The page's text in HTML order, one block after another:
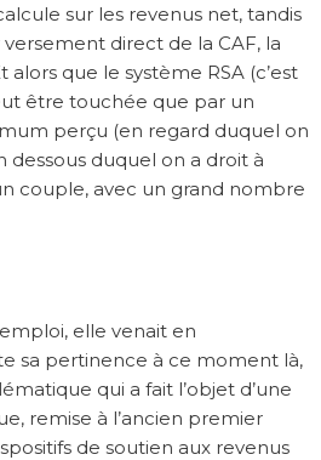
sur les revenus net, tandis
direct de la CAF, la
que le système RSA (c’est
être touchée que par un
perçu (en regard duquel on
dessous duquel on a droit à
couple, avec un grand nombre
elle venait en
sa pertinence à ce moment là,
qui a fait l’objet d’une
remise à l’ancien premier
de soutien aux revenus